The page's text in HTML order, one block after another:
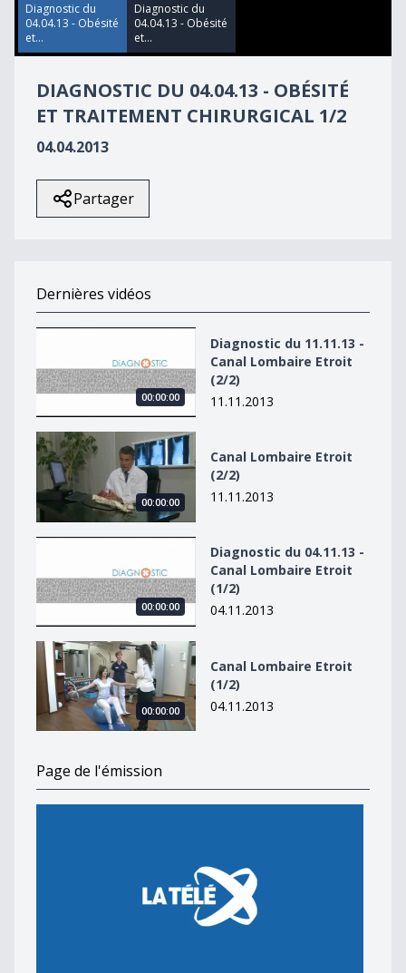
47
seconds
Diagnostic du
04.04.13 - Obésité
et...
Diagnostic du
04.04.13 - Obésité
et...
DIAGNOSTIC DU 04.04.13 - OBÉSITÉ
ET TRAITEMENT CHIRURGICAL 1/2
04.04.2013
Partager
Dernières vidéos
Diagnostic du 11.11.13 - Canal Lombaire Etroit (2/2)
00:00:00
Diagnostic du 11.11.13 -
Canal Lombaire Etroit
(2/2)
11.11.2013
Canal Lombaire Etroit (2/2)
00:00:00
Canal Lombaire Etroit
(2/2)
11.11.2013
Diagnostic du 04.11.13 - Canal Lombaire Etroit (1/2)
00:00:00
Diagnostic du 04.11.13 -
Canal Lombaire Etroit
(1/2)
04.11.2013
Canal Lombaire Etroit (1/2)
00:00:00
Canal Lombaire Etroit
(1/2)
04.11.2013
Page de l'émission